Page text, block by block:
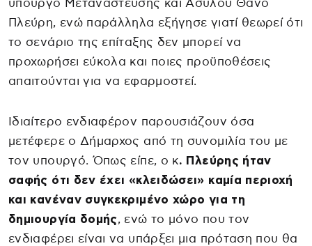
υπουργό Μετανάστευσης και Ασύλου Θάνο
Πλεύρη, ενώ παράλληλα εξήγησε γιατί θεωρεί ότι
το σενάριο της επίταξης δεν μπορεί να
προχωρήσει εύκολα και ποιες προϋποθέσεις
απαιτούνται για να εφαρμοστεί.
Ιδιαίτερο ενδιαφέρον παρουσιάζουν όσα
μετέφερε ο Δήμαρχος από τη συνομιλία του με
τον υπουργό. Όπως είπε, ο κ. Πλεύρης ήταν
σαφής ότι δεν έχει «κλειδώσει» καμία περιοχή
και κανέναν συγκεκριμένο χώρο για τη
δημιουργία δομής, ενώ το μόνο που τον
ενδιαφέρει είναι να υπάρξει μια πρόταση που θα